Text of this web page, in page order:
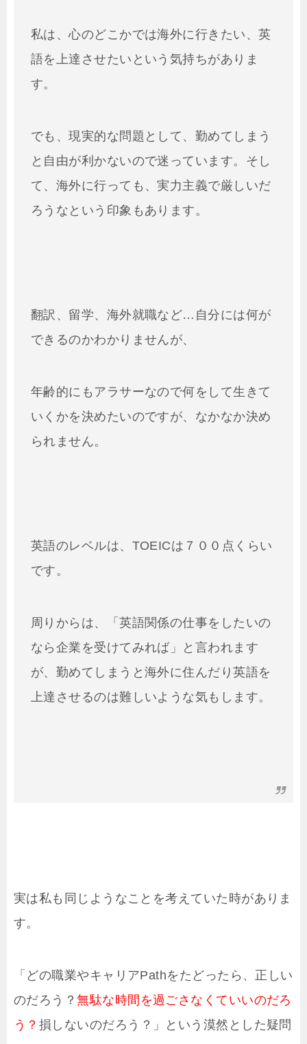
私は、心のどこかでは海外に行きたい、英
語を上達させたいという気持ちがありま
す。
でも、現実的な問題として、勤めてしまう
と自由が利かないので迷っています。そし
て、海外に行っても、実力主義で厳しいだ
ろうなという印象もあります。
翻訳、留学、海外就職など…自分には何が
できるのかわかりませんが、
年齢的にもアラサーなので何をして生きて
いくかを決めたいのですが、なかなか決め
られません。
英語のレベルは、TOEICは７００点くらい
です。
周りからは、「英語関係の仕事をしたいの
なら企業を受けてみれば」と言われます
が、勤めてしまうと海外に住んだり英語を
上達させるのは難しいような気もします。
実は私も同じようなことを考えていた時がありま
す。
「どの職業やキャリアPathをたどったら、正しい
のだろう？無駄な時間を過ごさなくていいのだろ
う？ 損しないのだろう？」という漠然とした疑問